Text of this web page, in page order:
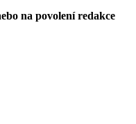
na povolení redakce